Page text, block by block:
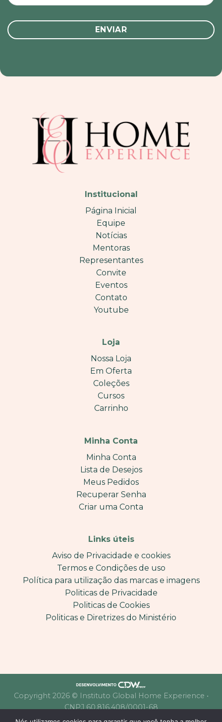
Institucional
Página Inicial
Equipe
Notícias
Mentoras
Representantes
Convite
Eventos
Contato
Youtube
Loja
Nossa Loja
Em Oferta
Coleções
Cursos
Carrinho
Minha Conta
Minha Conta
Lista de Desejos
Meus Pedidos
Recuperar Senha
Criar uma Conta
Links úteis
Aviso de Privacidade e cookies
Termos e Condições de uso
Política para utilização das marcas e imagens
Politicas de Privacidade
Politicas de Cookies
Politicas e Diretrizes do Ministério
Copyright 2026 © Instituto Global Home Experience •
CNPJ 60.816.408/0001-68